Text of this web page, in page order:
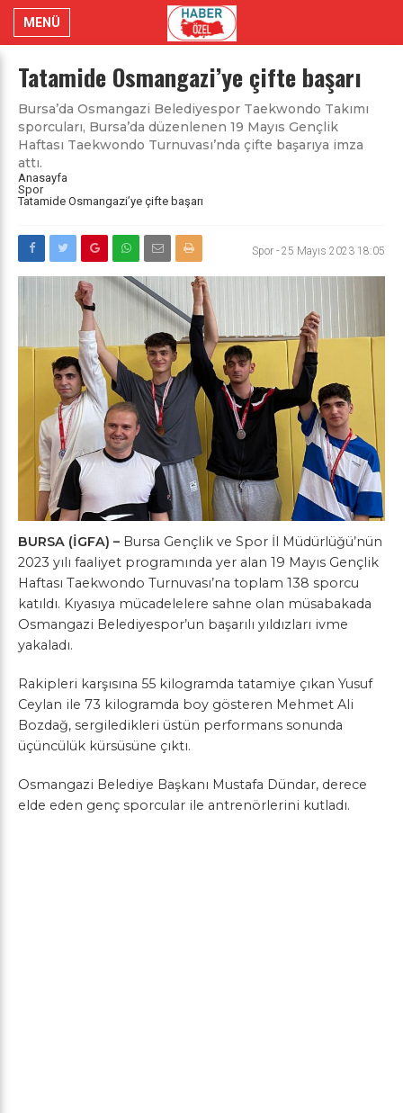
MENÜ
Tatamide Osmangazi’ye çifte başarı
Bursa’da Osmangazi Belediyespor Taekwondo Takımı
sporcuları, Bursa’da düzenlenen 19 Mayıs Gençlik
Haftası Taekwondo Turnuvası’nda çifte başarıya imza
attı.
Anasayfa
Spor
Tatamide Osmangazi’ye çifte başarı
Spor - 25 Mayıs 2023 18:05
BURSA (İGFA) – Bursa Gençlik ve Spor İl Müdürlüğü’nün
2023 yılı faaliyet programında yer alan 19 Mayıs Gençlik
Haftası Taekwondo Turnuvası’na toplam 138 sporcu
katıldı. Kıyasıya mücadelelere sahne olan müsabakada
Osmangazi Belediyespor’un başarılı yıldızları ivme
yakaladı.
Rakipleri karşısına 55 kilogramda tatamiye çıkan Yusuf
Ceylan ile 73 kilogramda boy gösteren Mehmet Ali
Bozdağ, sergiledikleri üstün performans sonunda
üçüncülük kürsüsüne çıktı.
Osmangazi Belediye Başkanı Mustafa Dündar, derece
elde eden genç sporcular ile antrenörlerini kutladı.